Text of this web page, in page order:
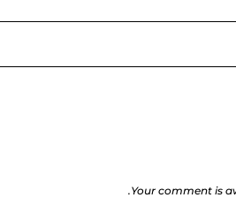
Your comment is